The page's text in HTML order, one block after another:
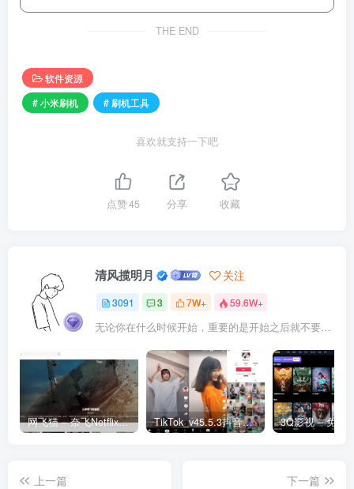
THE END
软件资源
# 小米刷机
# 刷机工具
喜欢就支持一下吧
点赞45 分享 收藏
清风揽明月 关注
3091 3 7W+ 59.6W+
无论你在什么时候开始，重要的是开始之后就不要停止
网飞猫 – 奈飞Netflix免费看 TikTok_v45.5.3抖音国际版_免拔卡解锁全球版
上一篇
下一篇